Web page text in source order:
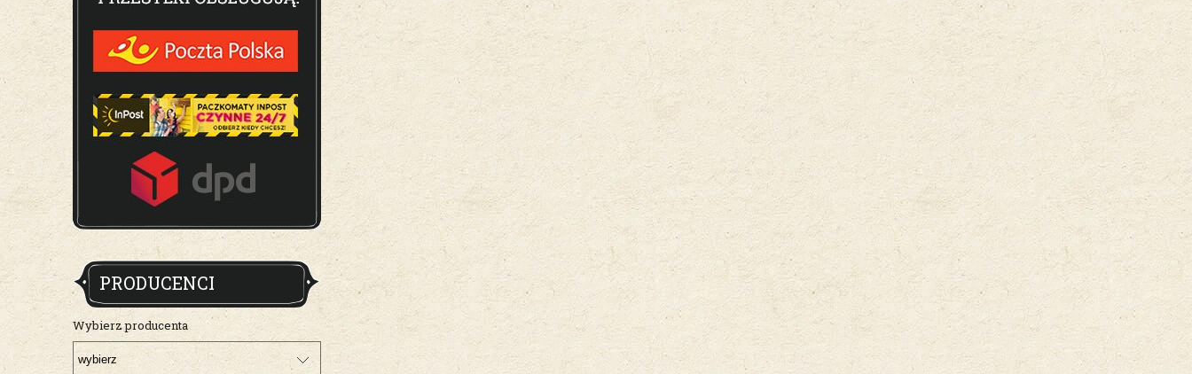
PRODUCENCI
Wybierz producenta